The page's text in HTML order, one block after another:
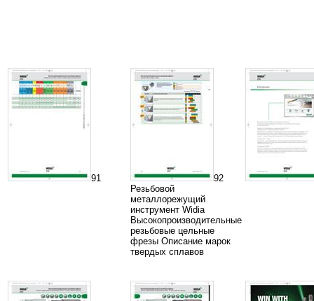
91
92
Резьбовой
металлорежущий
инструмент Widia
Высокопроизводительные
резьбовые цельные
фрезы Описание марок
твердых сплавов